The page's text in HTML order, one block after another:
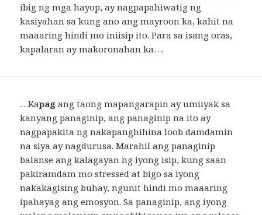
ibig ng mga hayop, ay nagpapahiwatig ng
kasiyahan sa kung ano ang mayroon ka, kahit na
maaaring hindi mo iniisip ito. Para sa isang oras,
kapalaran ay makoronahan ka….
…Kapag ang taong mapangarapin ay umiiyak sa
kanyang panaginip, ang panaginip na ito ay
nagpapakita ng nakapanghihina loob damdamin
na siya ay nagdurusa. Marahil ang panaginip
balanse ang kalagayan ng iyong isip, kung saan
pakiramdam mo stressed at bigo sa iyong
nakakagising buhay, ngunit hindi mo maaaring
ipahayag ang emosyon. Sa panaginip, ang iyong